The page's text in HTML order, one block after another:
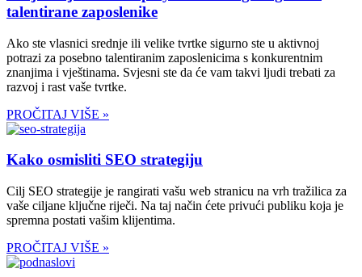
talentirane zaposlenike
Ako ste vlasnici srednje ili velike tvrtke sigurno ste u aktivnoj
potrazi za posebno talentiranim zaposlenicima s konkurentnim
znanjima i vještinama. Svjesni ste da će vam takvi ljudi trebati za
razvoj i rast vaše tvrtke.
PROČITAJ VIŠE »
Kako osmisliti SEO strategiju
Cilj SEO strategije je rangirati vašu web stranicu na vrh tražilica za
vaše ciljane ključne riječi. Na taj način ćete privući publiku koja je
spremna postati vašim klijentima.
PROČITAJ VIŠE »